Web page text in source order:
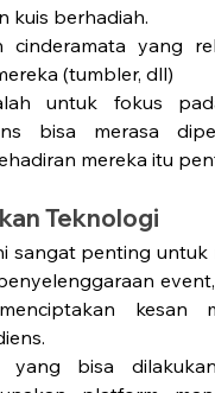
kuis berhadiah.
cinderamata yang
(tumbler, dll)
untuk fokus
bisa merasa
mereka itu
Teknologi
sangat penting untuk
kesan
yang bisa